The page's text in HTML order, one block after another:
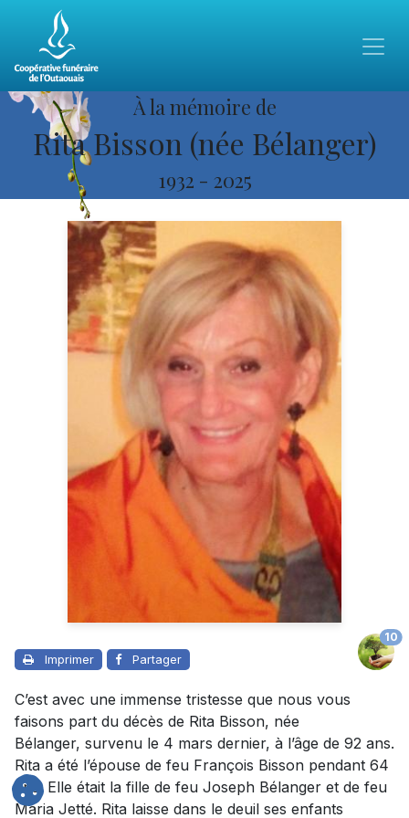
À la mémoire de
Rita Bisson (née Bélanger)
1932 - 2025
Imprimer Partager
10
C’est avec une immense tristesse que nous vous
faisons part du décès de Rita Bisson, née
Bélanger, survenu le 4 mars dernier, à l’âge de 92 ans.
Rita a été l’épouse de feu François Bisson pendant 64
ans. Elle était la fille de feu Joseph Bélanger et de feu
Maria Jetté. Rita laisse dans le deuil ses enfants